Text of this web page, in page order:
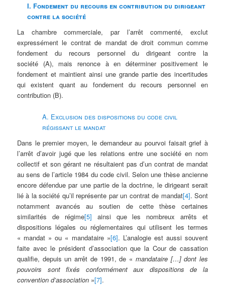
I. Fondement du recours en contribution du dirigeant
contre la société
La chambre commerciale, par l’arrêt commenté, exclut
expressément le contrat de mandat de droit commun comme
fondement du recours personnel du dirigeant contre la
société (A), mais renonce à en déterminer positivement le
fondement et maintient ainsi une grande partie des incertitudes
qui existent quant au fondement du recours personnel en
contribution (B).
A. Exclusion des dispositions du code civil
régissant le mandat
Dans le premier moyen, le demandeur au pourvoi faisait grief à
l’arrêt d’avoir jugé que les relations entre une société en nom
collectif et son gérant ne résultaient pas d’un contrat de mandat
au sens de l’article 1984 du code civil. Selon une thèse ancienne
encore défendue par une partie de la doctrine, le dirigeant serait
lié à la société qu’il représente par un contrat de mandat[4]. Sont
notamment avancés au soutien de cette thèse certaines
similarités de régime[5] ainsi que les nombreux arrêts et
dispositions légales ou réglementaires qui utilisent les termes
« mandat » ou « mandataire »[6]. L’analogie est aussi souvent
faite avec le président d’association que la Cour de cassation
qualifie, depuis un arrêt de 1991, de « mandataire […] dont les
pouvoirs sont fixés conformément aux dispositions de la
convention d’association »[7].